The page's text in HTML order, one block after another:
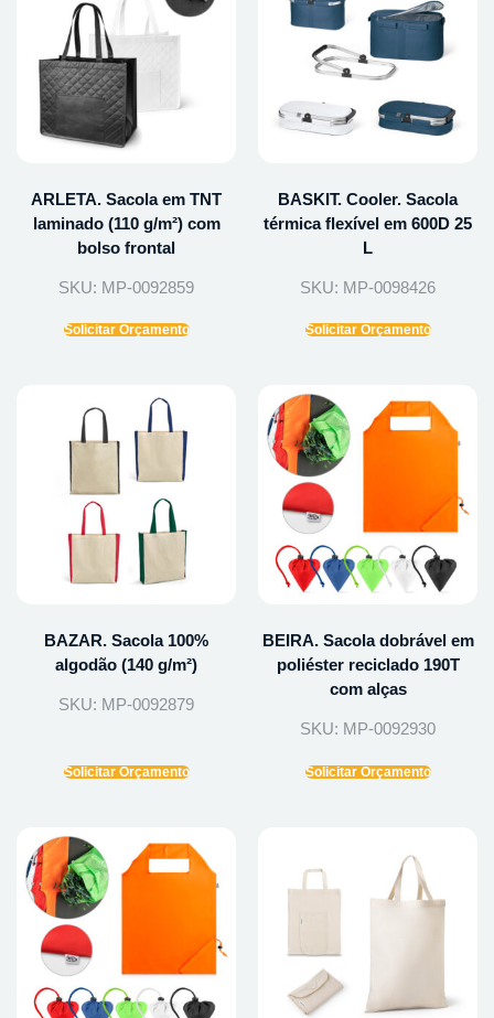
ARLETA. Sacola em TNT
laminado (110 g/m²) com
bolso frontal
SKU: MP-0092859
Solicitar Orçamento
BASKIT. Cooler. Sacola
térmica flexível em 600D 25
L
SKU: MP-0098426
Solicitar Orçamento
BAZAR. Sacola 100%
algodão (140 g/m²)
SKU: MP-0092879
Solicitar Orçamento
BEIRA. Sacola dobrável em
poliéster reciclado 190T
com alças
SKU: MP-0092930
Solicitar Orçamento